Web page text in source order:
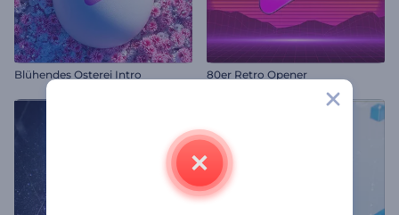
Blühendes Osterei Intro 80er Retro Opener